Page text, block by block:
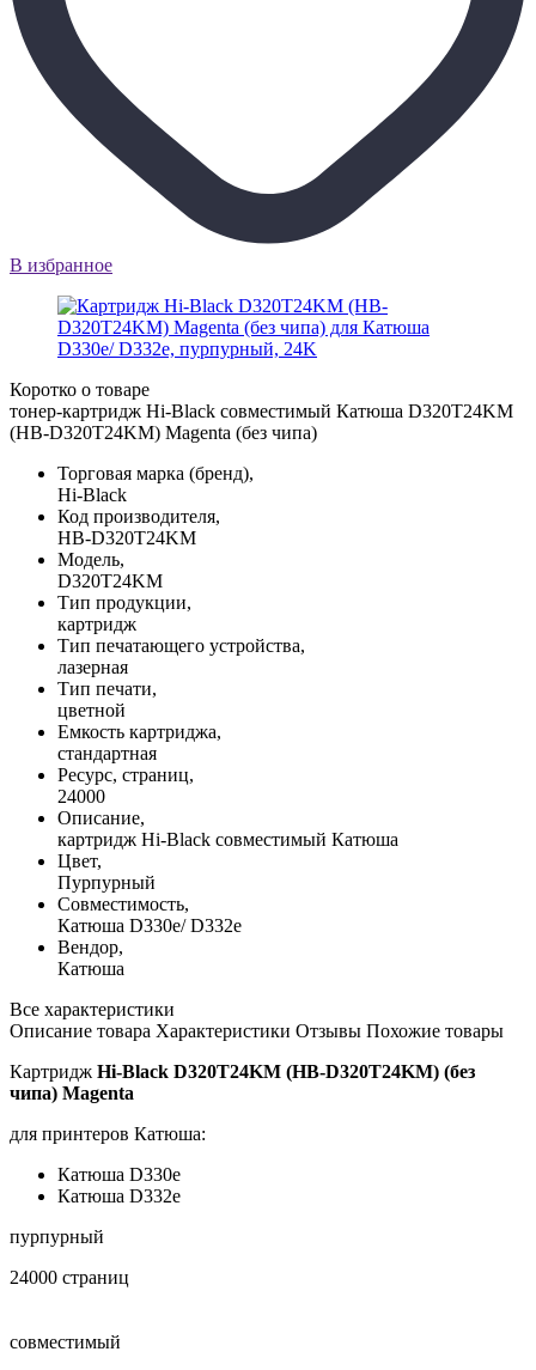
В избранное
Коротко о товаре
тонер-картридж Hi-Black совместимый Катюша D320T24KM
(HB-D320T24KM) Magenta (без чипа)
Торговая марка (бренд),
Hi-Black
Код производителя,
HB-D320T24KM
Модель,
D320T24KM
Тип продукции,
картридж
Тип печатающего устройства,
лазерная
Тип печати,
цветной
Емкость картриджа,
стандартная
Ресурс, страниц,
24000
Описание,
картридж Hi-Black совместимый Катюша
Цвет,
Пурпурный
Совместимость,
Катюша D330e/ D332e
Вендор,
Катюша
Все характеристики
Описание товара Характеристики Отзывы Похожие товары
Картридж Hi-Black D320T24KM (HB-D320T24KM) (без
чипа) Magenta
для принтеров Катюша:
Катюша D330e
Катюша D332e
пурпурный
24000 страниц
совместимый